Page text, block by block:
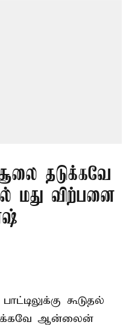
தடுக்கவே
மது விற்பனை
கூடுதல்
ஆன்லைன்